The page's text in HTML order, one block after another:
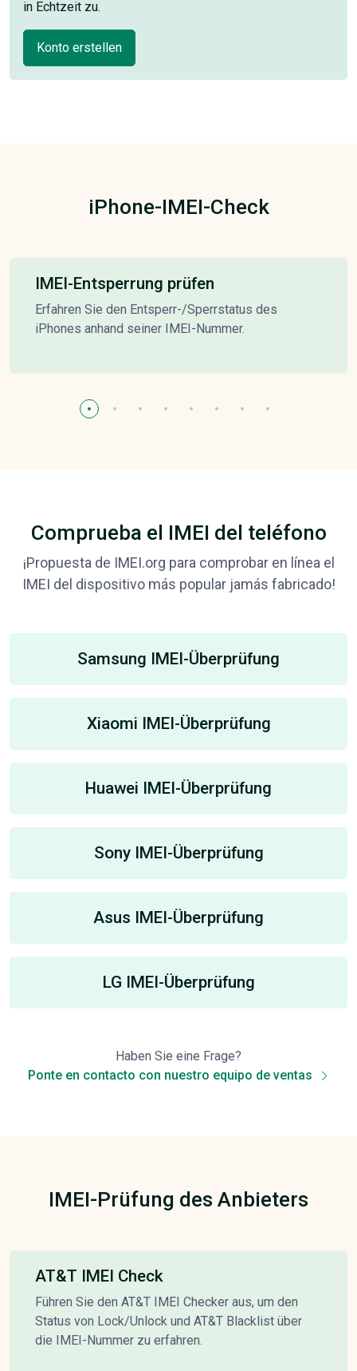
in Echtzeit zu.
Konto erstellen
iPhone-IMEI-Check
IMEI-Entsperrung prüfen
Erfahren Sie den Entsperr-/Sperrstatus des
iPhones anhand seiner IMEI-Nummer.
Comprueba el IMEI del teléfono
¡Propuesta de IMEI.org para comprobar en línea el
IMEI del dispositivo más popular jamás fabricado!
Samsung IMEI-Überprüfung
Xiaomi IMEI-Überprüfung
Huawei IMEI-Überprüfung
Sony IMEI-Überprüfung
Asus IMEI-Überprüfung
LG IMEI-Überprüfung
Haben Sie eine Frage?
Ponte en contacto con nuestro equipo de ventas
IMEI-Prüfung des Anbieters
AT&T IMEI Check
Führen Sie den AT&T IMEI Checker aus, um den
Status von Lock/Unlock und AT&T Blacklist über
die IMEI-Nummer zu erfahren.